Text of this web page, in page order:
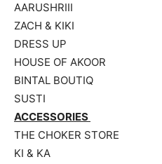
AARUSHRIII
ZACH & KIKI
DRESS UP
HOUSE OF AKOOR
BINTAL BOUTIQ
SUSTI
ACCESSORIES
THE CHOKER STORE
KI & KA